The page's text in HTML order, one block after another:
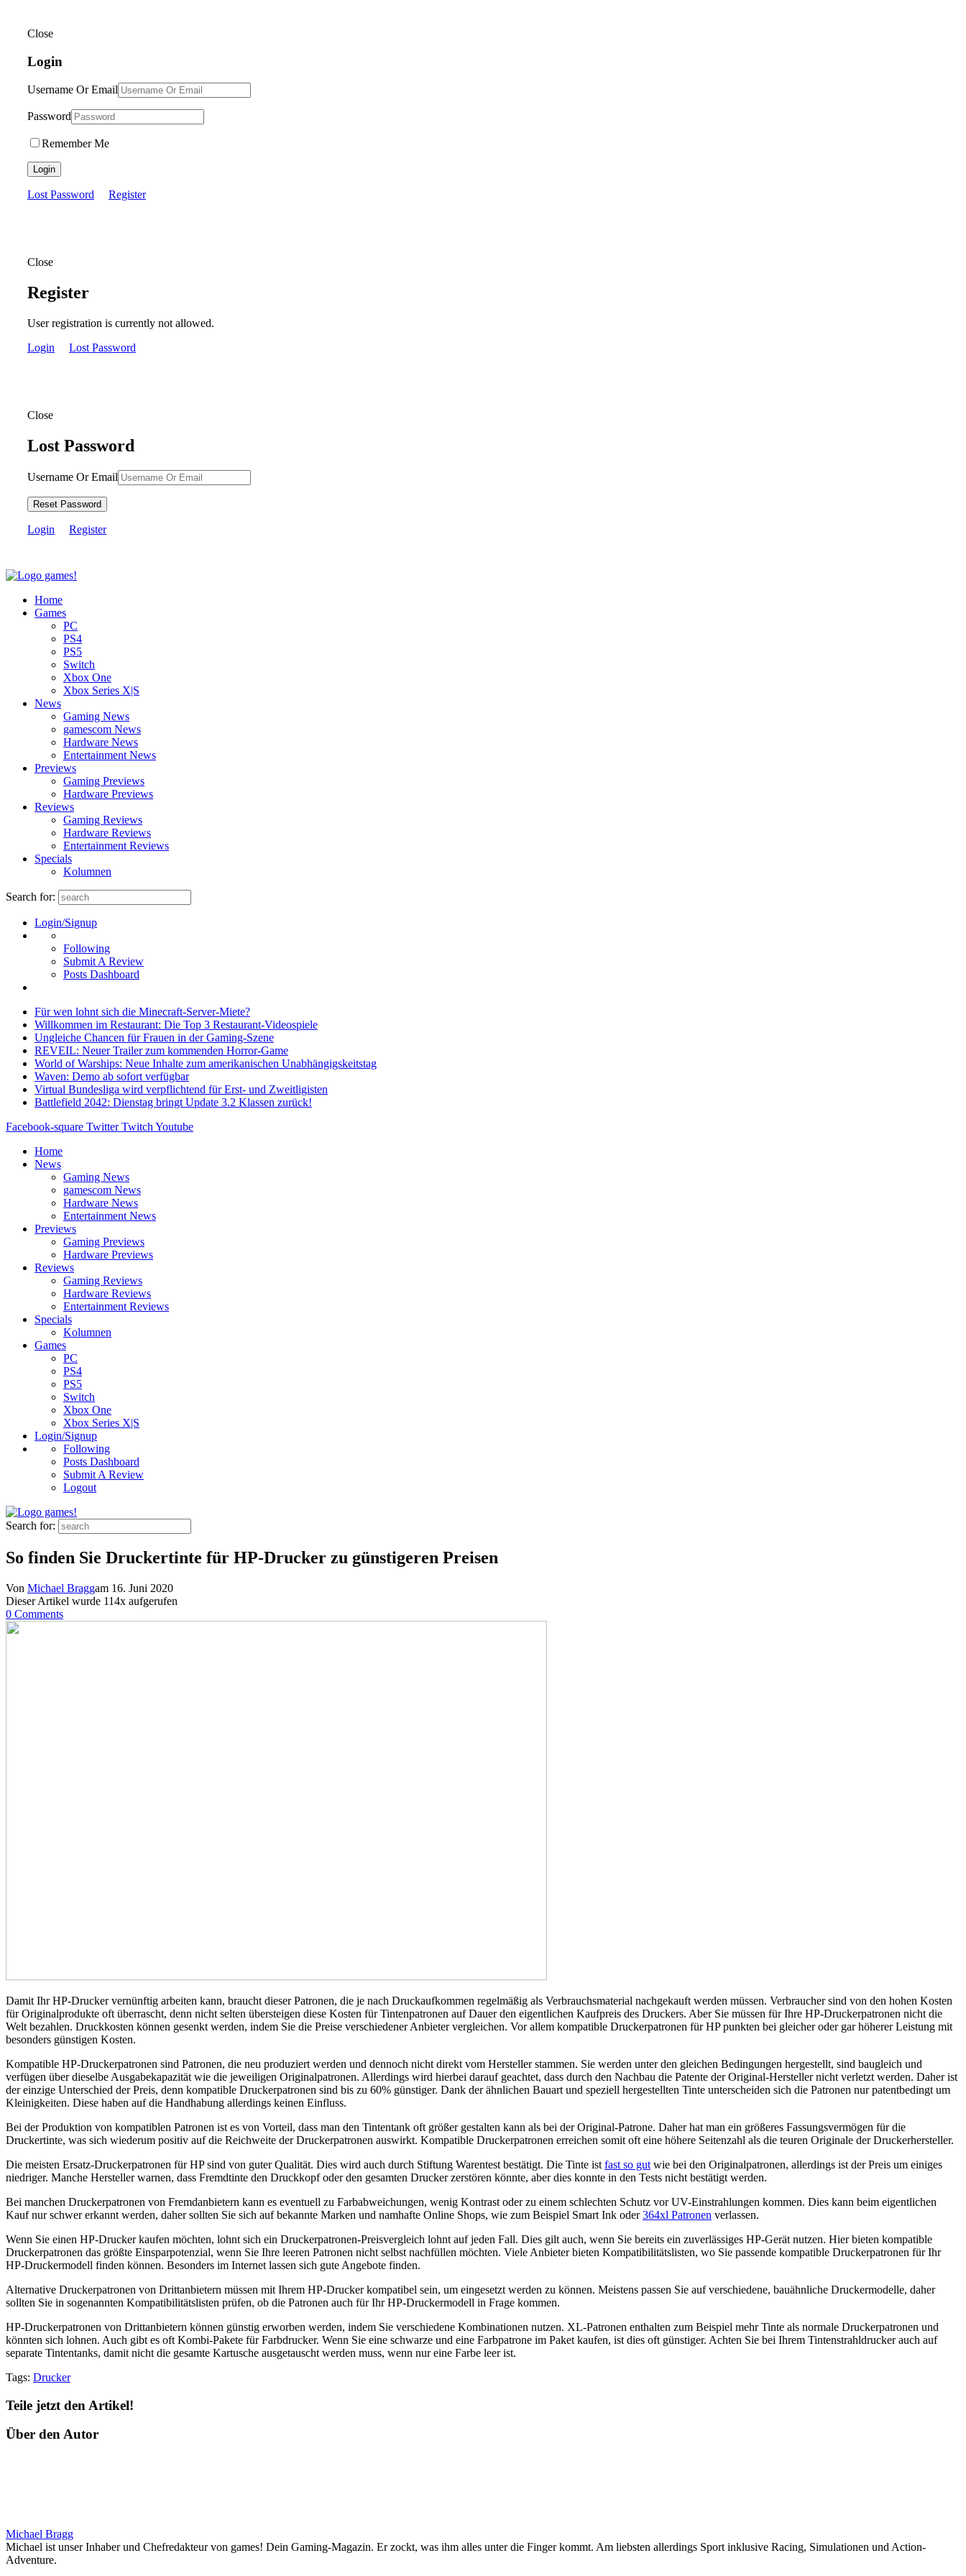
Close
Login
Username Or Email
Password
Remember Me
Login
Lost Password Register
Close
Register
User registration is currently not allowed.
Login
Lost Password
Close
Lost Password
Username Or Email
Reset Password
Login Register
Home
Games
PC
PS4
PS5
Switch
Xbox One
Xbox Series X|S
News
Gaming News
gamescom News
Hardware News
Entertainment News
Previews
Gaming Previews
Hardware Previews
Reviews
Gaming Reviews
Hardware Reviews
Entertainment Reviews
Specials
Kolumnen
Search for:
Login/Signup
Following
Submit A Review
Posts Dashboard
Für wen lohnt sich die Minecraft-Server-Miete?
Willkommen im Restaurant: Die Top 3 Restaurant-Videospiele
Ungleiche Chancen für Frauen in der Gaming-Szene
REVEIL: Neuer Trailer zum kommenden Horror-Game
World of Warships: Neue Inhalte zum amerikanischen Unabhängigskeitstag
Waven: Demo ab sofort verfügbar
Virtual Bundesliga wird verpflichtend für Erst- und Zweitligisten
Battlefield 2042: Dienstag bringt Update 3.2 Klassen zurück!
Facebook-square Twitter Twitch Youtube
Home
News
Gaming News
gamescom News
Hardware News
Entertainment News
Previews
Gaming Previews
Hardware Previews
Reviews
Gaming Reviews
Hardware Reviews
Entertainment Reviews
Specials
Kolumnen
Games
PC
PS4
PS5
Switch
Xbox One
Xbox Series X|S
Login/Signup
Following
Posts Dashboard
Submit A Review
Logout
Search for:
So finden Sie Druckertinte für HP-Drucker zu günstigeren Preisen
Von Michael Braggam 16. Juni 2020
Dieser Artikel wurde 114x aufgerufen
0 Comments
Damit Ihr HP-Drucker vernünftig arbeiten kann, braucht dieser Patronen, die je nach Druckaufkommen regelmäßig als Verbrauchsmaterial nachgekauft werden müssen. Verbraucher sind von den hohen Kosten
für Originalprodukte oft überrascht, denn nicht selten übersteigen diese Kosten für Tintenpatronen auf Dauer den eigentlichen Kaufpreis des Druckers. Aber Sie müssen für Ihre HP-Druckerpatronen nicht die
Welt bezahlen. Druckkosten können gesenkt werden, indem Sie die Preise verschiedener Anbieter vergleichen. Vor allem kompatible Druckerpatronen für HP punkten bei gleicher oder gar höherer Leistung mit
besonders günstigen Kosten.
Kompatible HP-Druckerpatronen sind Patronen, die neu produziert werden und dennoch nicht direkt vom Hersteller stammen. Sie werden unter den gleichen Bedingungen hergestellt, sind baugleich und
verfügen über dieselbe Ausgabekapazität wie die jeweiligen Originalpatronen. Allerdings wird hierbei darauf geachtet, dass durch den Nachbau die Patente der Original-Hersteller nicht verletzt werden. Daher ist
der einzige Unterschied der Preis, denn kompatible Druckerpatronen sind bis zu 60% günstiger. Dank der ähnlichen Bauart und speziell hergestellten Tinte unterscheiden sich die Patronen nur patentbedingt um
Kleinigkeiten. Diese haben auf die Handhabung allerdings keinen Einfluss.
Bei der Produktion von kompatiblen Patronen ist es von Vorteil, dass man den Tintentank oft größer gestalten kann als bei der Original-Patrone. Daher hat man ein größeres Fassungsvermögen für die
Druckertinte, was sich wiederum positiv auf die Reichweite der Druckerpatronen auswirkt. Kompatible Druckerpatronen erreichen somit oft eine höhere Seitenzahl als die teuren Originale der Druckerhersteller.
Die meisten Ersatz-Druckerpatronen für HP sind von guter Qualität. Dies wird auch durch Stiftung Warentest bestätigt. Die Tinte ist fast so gut wie bei den Originalpatronen, allerdings ist der Preis um einiges
niedriger. Manche Hersteller warnen, dass Fremdtinte den Druckkopf oder den gesamten Drucker zerstören könnte, aber dies konnte in den Tests nicht bestätigt werden.
Bei manchen Druckerpatronen von Fremdanbietern kann es eventuell zu Farbabweichungen, wenig Kontrast oder zu einem schlechten Schutz vor UV-Einstrahlungen kommen. Dies kann beim eigentlichen
Kauf nur schwer erkannt werden, daher sollten Sie sich auf bekannte Marken und namhafte Online Shops, wie zum Beispiel Smart Ink oder364xl Patronen verlassen.
Wenn Sie einen HP-Drucker kaufen möchten, lohnt sich ein Druckerpatronen-Preisvergleich lohnt auf jeden Fall. Dies gilt auch, wenn Sie bereits ein zuverlässiges HP-Gerät nutzen. Hier bieten kompatible
Druckerpatronen das größte Einsparpotenzial, wenn Sie Ihre leeren Patronen nicht selbst nachfüllen möchten. Viele Anbieter bieten Kompatibilitätslisten, wo Sie passende kompatible Druckerpatronen für Ihr
HP-Druckermodell finden können. Besonders im Internet lassen sich gute Angebote finden.
Alternative Druckerpatronen von Drittanbietern müssen mit Ihrem HP-Drucker kompatibel sein, um eingesetzt werden zu können. Meistens passen Sie auf verschiedene, bauähnliche Druckermodelle, daher
sollten Sie in sogenannten Kompatibilitätslisten prüfen, ob die Patronen auch für Ihr HP-Druckermodell in Frage kommen.
HP-Druckerpatronen von Drittanbietern können günstig erworben werden, indem Sie verschiedene Kombinationen nutzen. XL-Patronen enthalten zum Beispiel mehr Tinte als normale Druckerpatronen und
könnten sich lohnen. Auch gibt es oft Kombi-Pakete für Farbdrucker. Wenn Sie eine schwarze und eine Farbpatrone im Paket kaufen, ist dies oft günstiger. Achten Sie bei Ihrem Tintenstrahldrucker auch auf
separate Tintentanks, damit nicht die gesamte Kartusche ausgetauscht werden muss, wenn nur eine Farbe leer ist.
Tags: Drucker
Teile jetzt den Artikel!
Über den Autor
Michael Bragg
Michael ist unser Inhaber und Chefredakteur von games! Dein Gaming-Magazin. Er zockt, was ihm alles unter die Finger kommt. Am liebsten allerdings Sport inklusive Racing, Simulationen und Action-
Adventure.